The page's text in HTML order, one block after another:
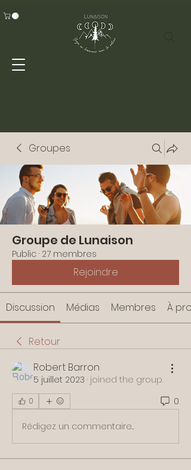
Groupes
Groupe de Lunaison
Public · 27 membres
Rejoindre
Discussion Médias Membres À
Retour
Robert Barron
5 juillet 2023 · joined the group.
0 0
Rédigez un commentaire...